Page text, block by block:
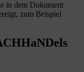
in dem Dokument
zum Beispiel